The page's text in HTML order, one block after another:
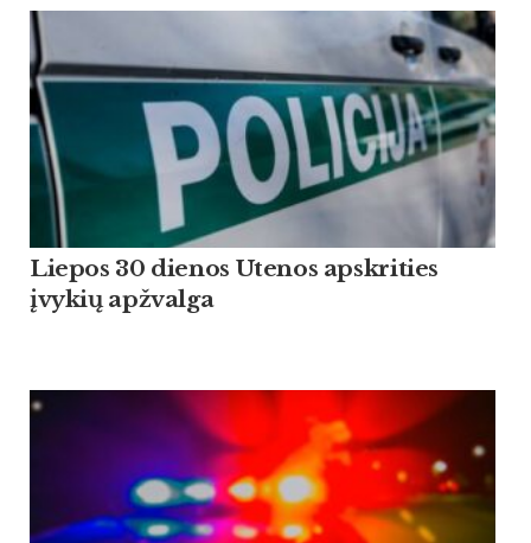
Liepos 30 dienos Utenos apskrities
įvykių apžvalga